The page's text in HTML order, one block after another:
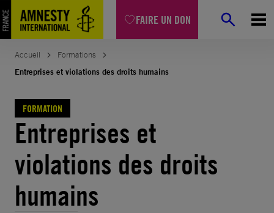
FAIRE UN DON
Aller
au
contenu
Accueil
Formations
Entreprises et violations des droits humains
FORMATION
Entreprises et
violations des droits
humains